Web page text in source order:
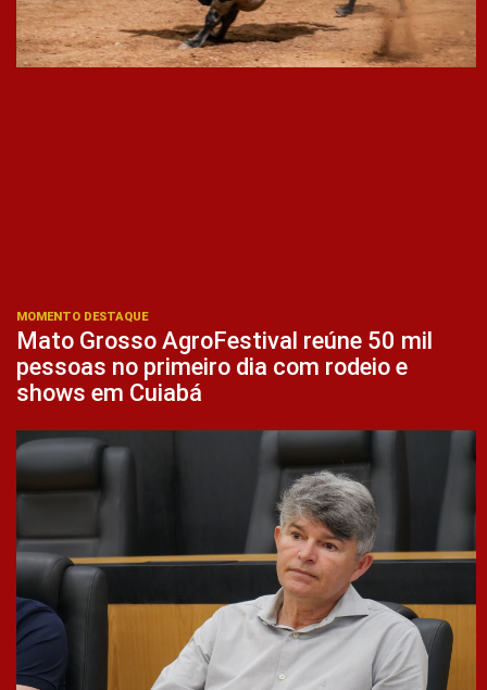
MOMENTO DESTAQUE
Mato Grosso AgroFestival reúne 50 mil
pessoas no primeiro dia com rodeio e
shows em Cuiabá